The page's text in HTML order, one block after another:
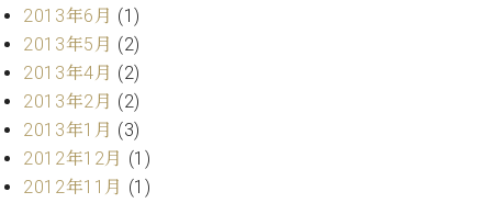
ト
カ
ス
タ
マ
ー
サ
ー
ビ
2013年6月 (1)
2013年5月 (2)
2013年4月 (2)
2013年2月 (2)
2013年1月 (3)
2012年12月 (1)
2012年11月 (1)